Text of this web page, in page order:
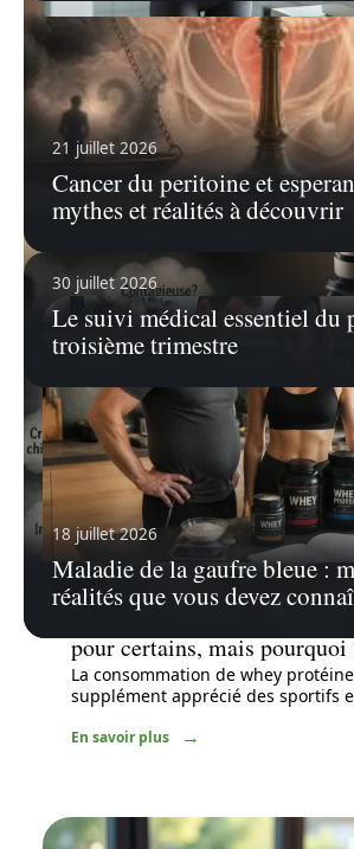
30 juillet 2026
Le suivi médical essentiel du
troisième trimestre
21 juillet 2026
Cancer du peritoine et
mythes et réalités à découvrir
18 juillet 2026
Maladie de la gaufre bleue :
réalités que vous devez
25 juillet 2026
J’ai perdu 2 kilos en 2 jours,
vraiment possible et
parvenir ?
La quête d'une silhouette plus
souvent associée à la nécessité…
En savoir plus
20 juillet 2026
pour certains, mais pourquoi
La consommation de whey
supplément apprécié des sportifs
En savoir plus